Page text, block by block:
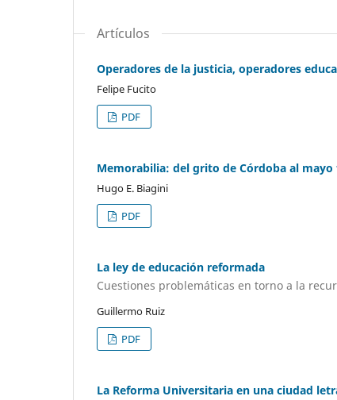
Artículos
Operadores de la justicia, operadores
Felipe Fucito
PDF
Memorabilia: del grito de Córdoba al mayo
Hugo E. Biagini
PDF
La ley de educación reformada
Cuestiones problemáticas en torno a la
Guillermo Ruiz
PDF
La Reforma Universitaria en una ciudad